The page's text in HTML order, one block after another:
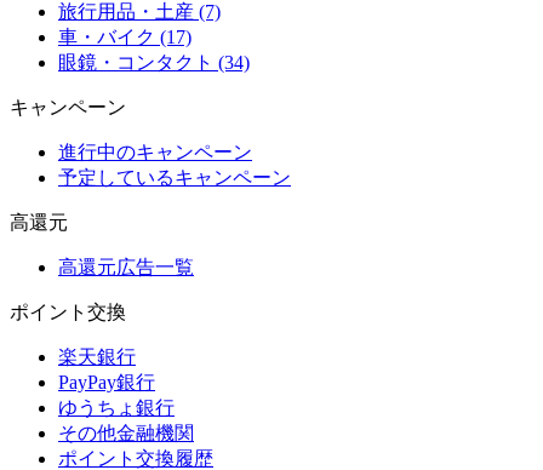
旅行用品・土産 (7)
車・バイク (17)
眼鏡・コンタクト (34)
キャンペーン
進行中のキャンペーン
予定しているキャンペーン
高還元
高還元広告一覧
ポイント交換
楽天銀行
PayPay銀行
ゆうちょ銀行
その他金融機関
ポイント交換履歴